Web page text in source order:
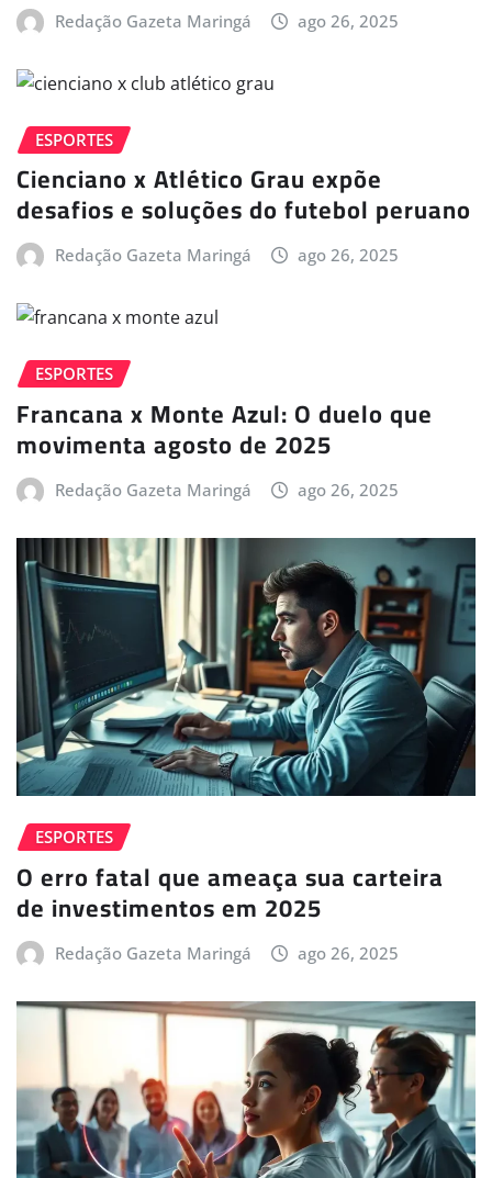
Redação Gazeta Maringá ago 26, 2025
ESPORTES
Cienciano x Atlético Grau expõe
desafios e soluções do futebol peruano
Redação Gazeta Maringá ago 26, 2025
ESPORTES
Francana x Monte Azul: O duelo que
movimenta agosto de 2025
Redação Gazeta Maringá ago 26, 2025
ESPORTES
O erro fatal que ameaça sua carteira
de investimentos em 2025
Redação Gazeta Maringá ago 26, 2025